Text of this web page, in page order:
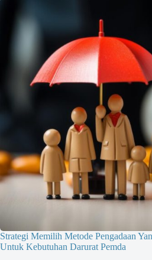
Strategi Memilih Metode Pengadaan
Untuk Kebutuhan Darurat Pemda